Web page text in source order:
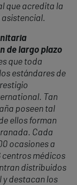
que acredita la
asistencial.
de largo plazo
que toda
estándares de
Tan
poseen tal
ellos forman
Cada
ocasiones a
centros médicos
distribuidos
y destacan los